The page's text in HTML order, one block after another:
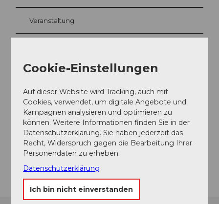
Veranstaltung
Veranstaltungsort
Dorfzentrum
Bahnhofstrasse
6440
Ingenbohl
Website
Cookie-Einstellungen
Auf dieser Website wird Tracking, auch mit
Cookies, verwendet, um digitale Angebote und
Kampagnen analysieren und optimieren zu
können. Weitere Informationen finden Sie in der
Datenschutzerklärung. Sie haben jederzeit das
Recht, Widerspruch gegen die Bearbeitung Ihrer
Personendaten zu erheben.
Datenschutzerklärung
Ich bin nicht einverstanden